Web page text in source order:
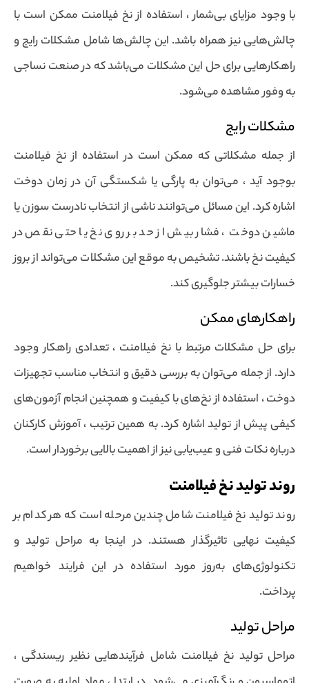
با وجود مزایای بی‌شمار ، استفاده از نخ فیلامنت ممکن است با
چالش‌هایی نیز همراه باشد. این چالش‌ها شامل مشکلات رایج و
راهکارهایی برای حل این مشکلات می‌باشد که در صنعت نساجی
به وفور مشاهده می‌شود.
مشکلات رایج
از جمله مشکلاتی که ممکن است در استفاده از نخ فیلامنت
بوجود آید ، می‌توان به پارگی یا شکستگی آن در زمان دوخت
اشاره کرد. این مسائل می‌توانند ناشی از انتخاب نادرست سوزن یا
ماشین دوخت ، فشار بیش از حد بر روی نخ یا حتی نقص در
کیفیت نخ باشند. تشخیص به موقع این مشکلات می‌تواند از بروز
خسارات بیشتر جلوگیری کند.
راهکارهای ممکن
برای حل مشکلات مرتبط با نخ فیلامنت ، تعدادی راهکار وجود
دارد. از جمله می‌توان به بررسی دقیق و انتخاب مناسب تجهیزات
دوخت ، استفاده از نخ‌های با کیفیت و همچنین انجام آزمون‌های
کیفی پیش از تولید اشاره کرد. به همین ترتیب ، آموزش کارکنان
درباره نکات فنی و عیب‌یابی نیز از اهمیت بالایی برخوردار است.
روند تولید نخ فیلامنت
روند تولید نخ فیلامنت شامل چندین مرحله است که هر کدام بر
کیفیت نهایی تاثیرگذار هستند. در اینجا به مراحل تولید و
تکنولوژی‌های به‌روز مورد استفاده در این فرایند خواهیم
پرداخت.
مراحل تولید
مراحل تولید نخ فیلامنت شامل فرآیندهایی نظیر ریسندگی ،